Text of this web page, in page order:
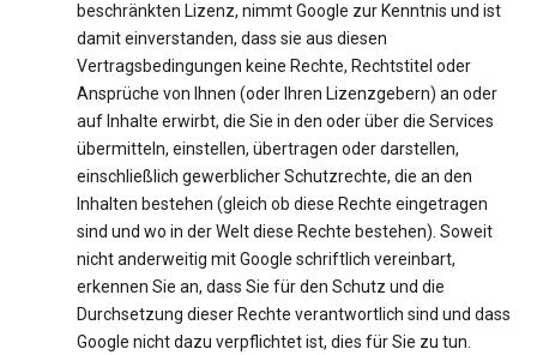
beschränkten Lizenz, nimmt Google zur Kenntnis und ist
damit einverstanden, dass sie aus diesen
Vertragsbedingungen keine Rechte, Rechtstitel oder
Ansprüche von Ihnen (oder Ihren Lizenzgebern) an oder
auf Inhalte erwirbt, die Sie in den oder über die Services
übermitteln, einstellen, übertragen oder darstellen,
einschließlich gewerblicher Schutzrechte, die an den
Inhalten bestehen (gleich ob diese Rechte eingetragen
sind und wo in der Welt diese Rechte bestehen). Soweit
nicht anderweitig mit Google schriftlich vereinbart,
erkennen Sie an, dass Sie für den Schutz und die
Durchsetzung dieser Rechte verantwortlich sind und dass
Google nicht dazu verpflichtet ist, dies für Sie zu tun.